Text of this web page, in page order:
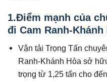
1.Điểm mạnh của
đi Cam Ranh-Khánh
Vận tải Trọng Tấn
Ranh-Khánh Hòa sở
trọng từ 1,25 tấn cho